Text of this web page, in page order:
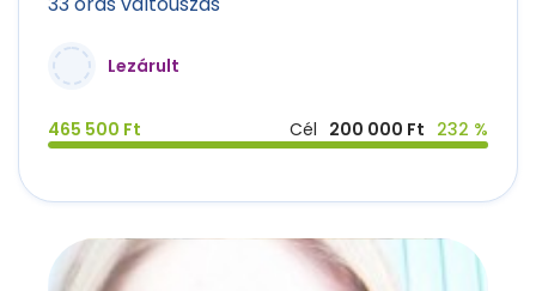
Lezárult
465 500 Ft Cél 200 000 Ft 232 %